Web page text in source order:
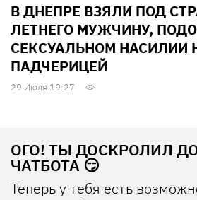
В ДНЕПРЕ ВЗЯЛИ ПОД
ЛЕТНЕГО МУЖЧИНУ,
СЕКСУАЛЬНОМ НАСИЛИИ
ПАДЧЕРИЦЕЙ
29 Июля 19:27
ОГО! ТЫ ДОСКРОЛИЛ
ЧАТБОТА 😏
Теперь у тебя есть